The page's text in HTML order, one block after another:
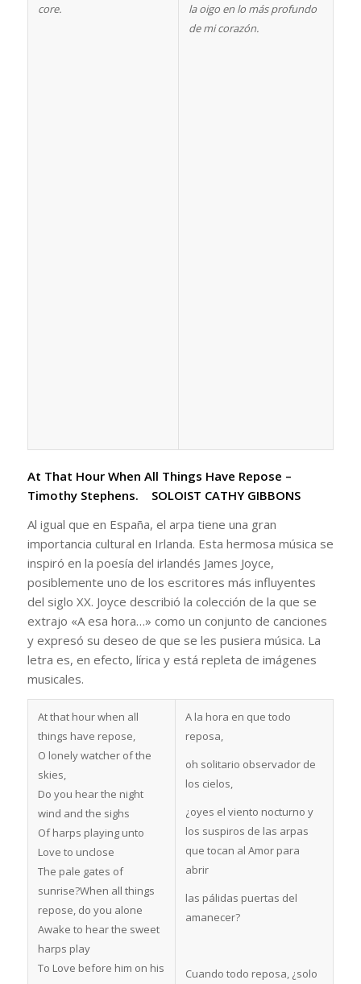
core.
la oigo en lo más profundo
de mi corazón.
At That Hour When All Things Have Repose –
Timothy Stephens. SOLOIST CATHY GIBBONS
Al igual que en España, el arpa tiene una gran
importancia cultural en Irlanda. Esta hermosa música se
inspiró en la poesía del irlandés James Joyce,
posiblemente uno de los escritores más influyentes
del siglo XX. Joyce describió la colección de la que se
extrajo «A esa hora…» como un conjunto de canciones
y expresó su deseo de que se les pusiera música. La
letra es, en efecto, lírica y está repleta de imágenes
musicales.
At that hour when all
things have repose,
O lonely watcher of the
skies,
Do you hear the night
wind and the sighs
Of harps playing unto
Love to unclose
The pale gates of
sunrise?When all things
repose, do you alone
Awake to hear the sweet
harps play
To Love before him on his
A la hora en que todo
reposa,
oh solitario observador de
los cielos,
¿oyes el viento nocturno y
los suspiros de las arpas
que tocan al Amor para
abrir
las pálidas puertas del
amanecer?
Cuando todo reposa, ¿solo